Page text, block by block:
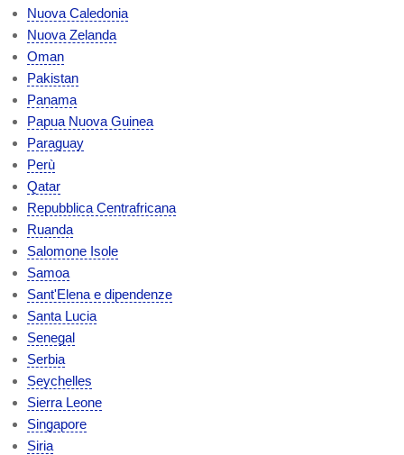
Nuova Caledonia
Nuova Zelanda
Oman
Pakistan
Panama
Papua Nuova Guinea
Paraguay
Perù
Qatar
Repubblica Centrafricana
Ruanda
Salomone Isole
Samoa
Sant'Elena e dipendenze
Santa Lucia
Senegal
Serbia
Seychelles
Sierra Leone
Singapore
Siria